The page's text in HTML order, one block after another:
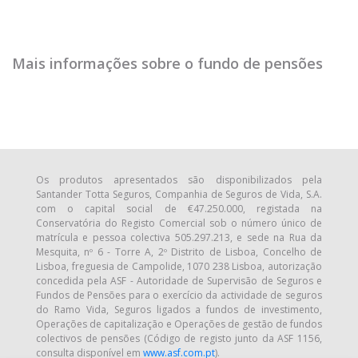
Mais informações sobre o fundo de pensões
Os produtos apresentados são disponibilizados pela
Santander Totta Seguros, Companhia de Seguros de Vida, S.A.
com o capital social de €47.250.000, registada na
Conservatória do Registo Comercial sob o número único de
matrícula e pessoa colectiva 505.297.213, e sede na Rua da
Mesquita, nº 6 - Torre A, 2º Distrito de Lisboa, Concelho de
Lisboa, freguesia de Campolide, 1070 238 Lisboa, autorização
concedida pela ASF - Autoridade de Supervisão de Seguros e
Fundos de Pensões para o exercício da actividade de seguros
do Ramo Vida, Seguros ligados a fundos de investimento,
Operações de capitalização e Operações de gestão de fundos
colectivos de pensões (Código de registo junto da ASF 1156,
consulta disponível em www.asf.com.pt).